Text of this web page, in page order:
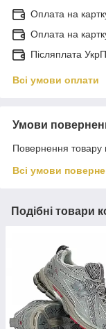
Оплата на
Оплата на
Післяплата
Всі умови оплати
Умови
Повернення товару
Всі умови
Подібні товари